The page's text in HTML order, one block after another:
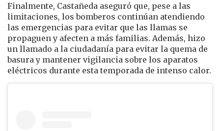
Finalmente, Castañeda aseguró que, pese a las
limitaciones, los bomberos continúan atendiendo
las emergencias para evitar que las llamas se
propaguen y afecten a más familias. Además, hizo
un llamado a la ciudadanía para evitar la quema de
basura y mantener vigilancia sobre los aparatos
eléctricos durante esta temporada de intenso calor.